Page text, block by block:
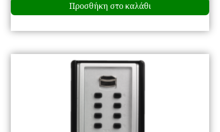
Προσθήκη στο καλάθι